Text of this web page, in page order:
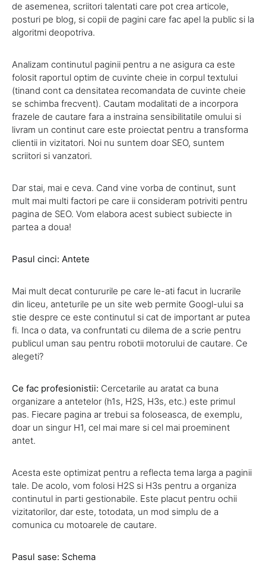
de asemenea, scriitori talentati care pot crea articole,
posturi pe blog, si copii de pagini care fac apel la public si la
algoritmi deopotriva.
Analizam continutul paginii pentru a ne asigura ca este
folosit raportul optim de cuvinte cheie in corpul textului
(tinand cont ca densitatea recomandata de cuvinte cheie
se schimba frecvent). Cautam modalitati de a incorpora
frazele de cautare fara a instraina sensibilitatile omului si
livram un continut care este proiectat pentru a transforma
clientii in vizitatori. Noi nu suntem doar SEO, suntem
scriitori si vanzatori.
Dar stai, mai e ceva. Cand vine vorba de continut, sunt
mult mai multi factori pe care ii consideram potriviti pentru
pagina de SEO. Vom elabora acest subiect subiecte in
partea a doua!
Pasul cinci: Antete
Mai mult decat contururile pe care le-ati facut in lucrarile
din liceu, anteturile pe un site web permite Googl-ului sa
stie despre ce este continutul si cat de important ar putea
fi. Inca o data, va confruntati cu dilema de a scrie pentru
publicul uman sau pentru robotii motorului de cautare. Ce
alegeti?
Ce fac profesionistii: Cercetarile au aratat ca buna
organizare a antetelor (h1s, H2S, H3s, etc.) este primul
pas. Fiecare pagina ar trebui sa foloseasca, de exemplu,
doar un singur H1, cel mai mare si cel mai proeminent
antet.
Acesta este optimizat pentru a reflecta tema larga a paginii
tale. De acolo, vom folosi H2S si H3s pentru a organiza
continutul in parti gestionabile. Este placut pentru ochii
vizitatorilor, dar este, totodata, un mod simplu de a
comunica cu motoarele de cautare.
Pasul sase: Schema